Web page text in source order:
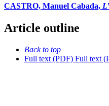
CASTRO, Manuel Cabada,
Article outline
Back to top
Full text (PDF) Full text